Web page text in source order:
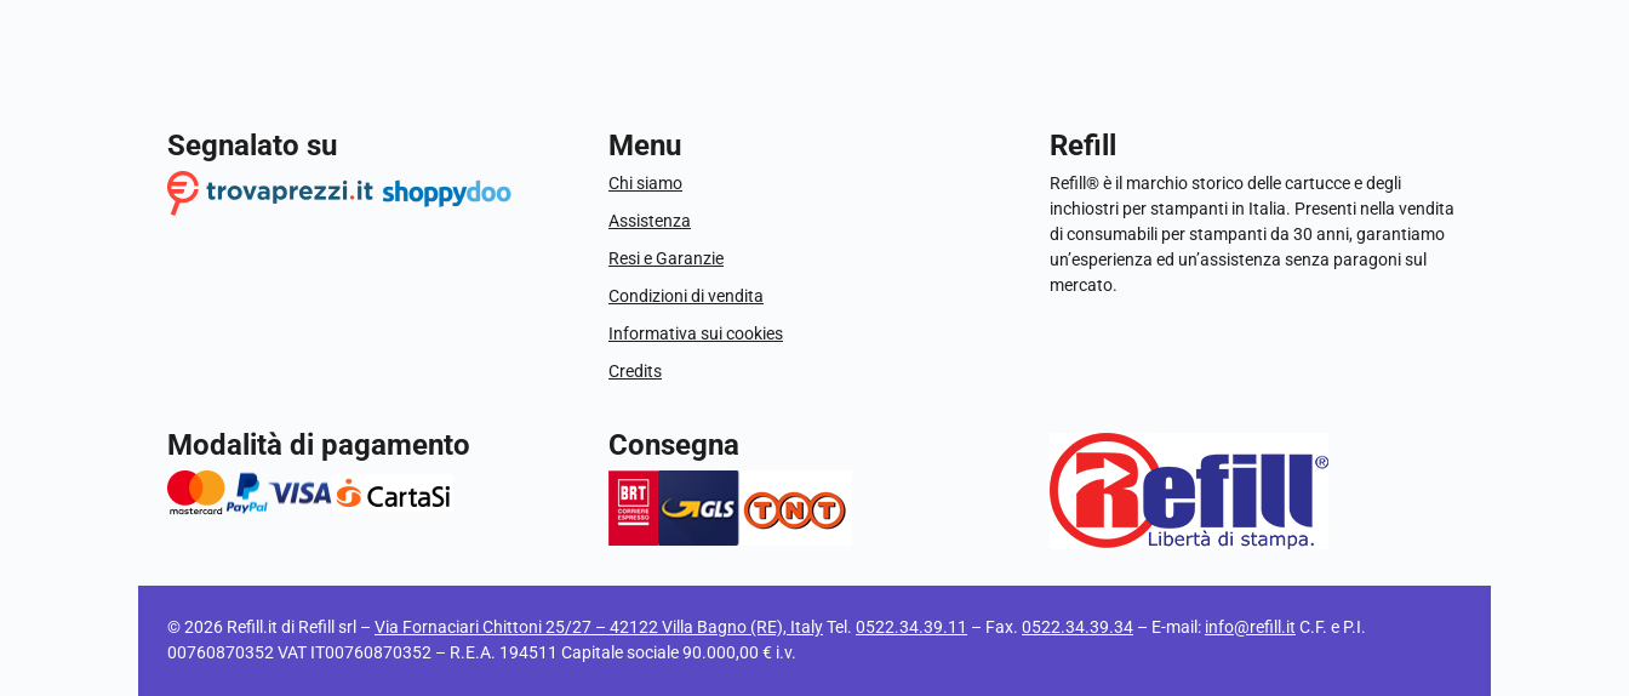
Segnalato su Menu
Chi siamo
Assistenza
Resi e Garanzie
Condizioni di vendita
Informativa sui cookies
Credits
Refill
Refill® è il marchio storico delle cartucce e degli
inchiostri per stampanti in Italia. Presenti nella vendita
di consumabili per stampanti da 30 anni, garantiamo
un’esperienza ed un’assistenza senza paragoni sul
mercato.
Modalità di pagamento Consegna
© 2026 Refill.it di Refill srl – Via Fornaciari Chittoni 25/27 – 42122 Villa Bagno (RE), ItalyTel. 0522.34.39.11 – Fax. 0522.34.39.34 – E-mail: info@refill.it C.F. e P.I.
00760870352 VAT IT00760870352 – R.E.A. 194511 Capitale sociale 90.000,00 € i.v.